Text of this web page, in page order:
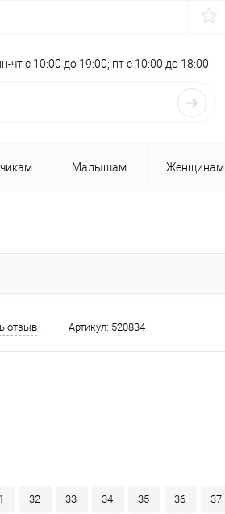
чт с 10:00 до 19:00; пт с 10:00 до 18:00
Малышам Женщинам
отзыв Артикул: 520834
32 33 34 35 36 37